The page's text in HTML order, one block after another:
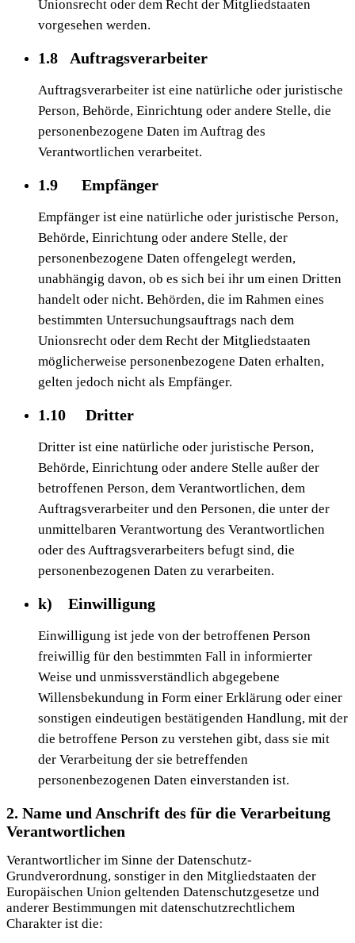
Unionsrecht oder dem Recht der Mitgliedstaaten
vorgesehen werden.
1.8 Auftragsverarbeiter
Auftragsverarbeiter ist eine natürliche oder juristische
Person, Behörde, Einrichtung oder andere Stelle, die
personenbezogene Daten im Auftrag des
Verantwortlichen verarbeitet.
1.9 Empfänger
Empfänger ist eine natürliche oder juristische Person,
Behörde, Einrichtung oder andere Stelle, der
personenbezogene Daten offengelegt werden,
unabhängig davon, ob es sich bei ihr um einen Dritten
handelt oder nicht. Behörden, die im Rahmen eines
bestimmten Untersuchungsauftrags nach dem
Unionsrecht oder dem Recht der Mitgliedstaaten
möglicherweise personenbezogene Daten erhalten,
gelten jedoch nicht als Empfänger.
1.10 Dritter
Dritter ist eine natürliche oder juristische Person,
Behörde, Einrichtung oder andere Stelle außer der
betroffenen Person, dem Verantwortlichen, dem
Auftragsverarbeiter und den Personen, die unter der
unmittelbaren Verantwortung des Verantwortlichen
oder des Auftragsverarbeiters befugt sind, die
personenbezogenen Daten zu verarbeiten.
k) Einwilligung
Einwilligung ist jede von der betroffenen Person
freiwillig für den bestimmten Fall in informierter
Weise und unmissverständlich abgegebene
Willensbekundung in Form einer Erklärung oder einer
sonstigen eindeutigen bestätigenden Handlung, mit der
die betroffene Person zu verstehen gibt, dass sie mit
der Verarbeitung der sie betreffenden
personenbezogenen Daten einverstanden ist.
2. Name und Anschrift des für die Verarbeitung
Verantwortlichen
Verantwortlicher im Sinne der Datenschutz-
Grundverordnung, sonstiger in den Mitgliedstaaten der
Europäischen Union geltenden Datenschutzgesetze und
anderer Bestimmungen mit datenschutzrechtlichem
Charakter ist die: